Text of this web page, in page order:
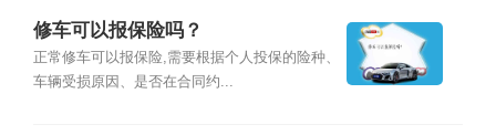
修车可以报保险吗？
正常修车可以报保险,需要根据个人投保的险种、
车辆受损原因、是否在合同约...